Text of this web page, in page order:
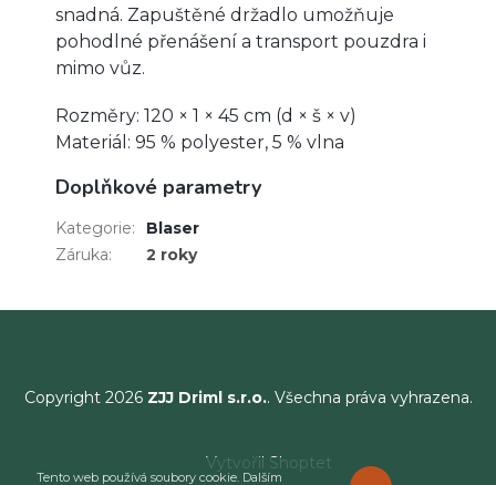
Tento web používá soubory cookie. Dalším
snadná. Zapuštěné držadlo umožňuje
pohodlné přenášení a transport pouzdra i
mimo vůz.
Rozměry: 120 × 1 × 45 cm (d × š × v)
Materiál: 95 % polyester, 5 % vlna
Doplňkové parametry
Kategorie:
Blaser
Záruka: 2 roky
Copyright 2026 ZJJ Driml s.r.o.. Všechna práva vyhrazena.
Vytvořil Shoptet